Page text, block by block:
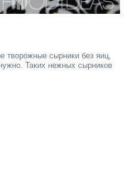
творожные сырники без яиц,
Таких нежных сырников